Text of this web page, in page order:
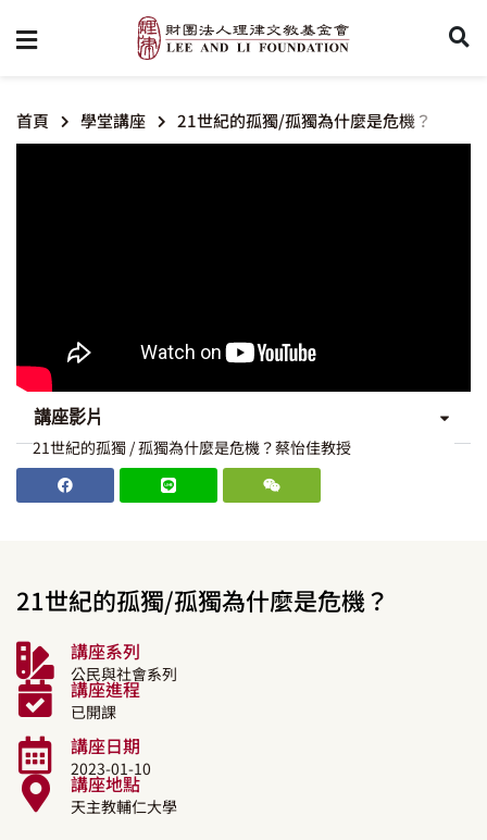
首頁 學堂講座 21世紀的孤獨/孤獨為什麼是危機？
講座影片
21世紀的孤獨 / 孤獨為什麼是危機？蔡怡佳教授
21世紀的孤獨/孤獨為什麼是危機？
講座系列
公民與社會系列
講座進程
已開課
講座日期
2023-01-10
講座地點
天主教輔仁大學